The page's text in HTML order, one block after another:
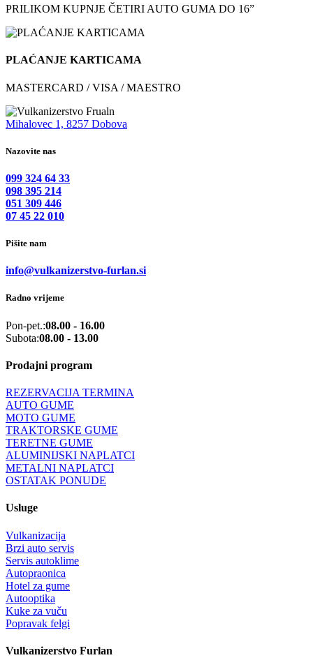
PRILIKOM KUPNJE ČETIRI AUTO GUMA DO 16”
PLAĆANJE KARTICAMA
MASTERCARD / VISA / MAESTRO
Mihalovec 1, 8257 Dobova
Nazovite nas
099 324 64 33
098 395 214
051 309 446
07 45 22 010
Pišite nam
info@vulkanizerstvo-furlan.si
Radno vrijeme
Pon-pet.:08.00 - 16.00
Subota:08.00 - 13.00
Prodajni program
REZERVACIJA TERMINA
AUTO GUME
MOTO GUME
TRAKTORSKE GUME
TERETNE GUME
ALUMINIJSKI NAPLATCI
METALNI NAPLATCI
OSTATAK PONUDE
Usluge
Vulkanizacija
Brzi auto servis
Servis autoklime
Autopraonica
Hotel za gume
Autooptika
Kuke za vuču
Popravak felgi
Vulkanizerstvo Furlan